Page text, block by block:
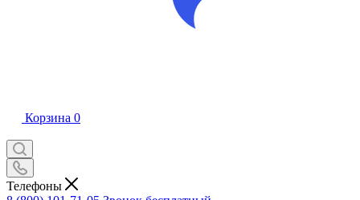
Корзина 0
Телефоны